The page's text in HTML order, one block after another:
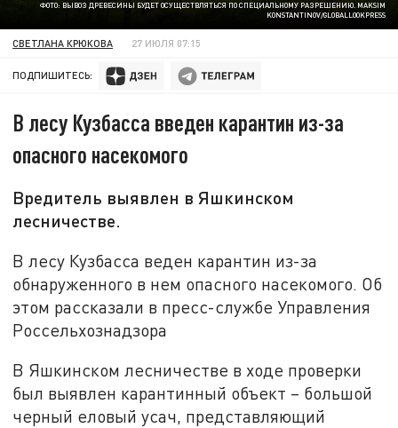
ФОТО: ВЫВОЗ ДРЕВЕСИНЫ БУДЕТ ОСУЩЕСТВЛЯТЬСЯ ПО СПЕЦИАЛЬНОМУ РАЗРЕШЕНИЮ. MAKSIM
KONSTANTINOV/GLOBALLOOKPRESS
СВЕТЛАНА КРЮКОВА 27 ИЮЛЯ 07:15
ПОДПИШИТЕСЬ:
В лесу Кузбасса введен карантин из-за
опасного насекомого
Вредитель выявлен в Яшкинском
лесничестве.
В лесу Кузбасса веден карантин из-за
обнаруженного в нем опасного насекомого. Об
этом рассказали в пресс-службе Управления
Россельхознадзора
В Яшкинском лесничестве в ходе проверки
был выявлен карантинный объект – большой
черный еловый усач, представляющий